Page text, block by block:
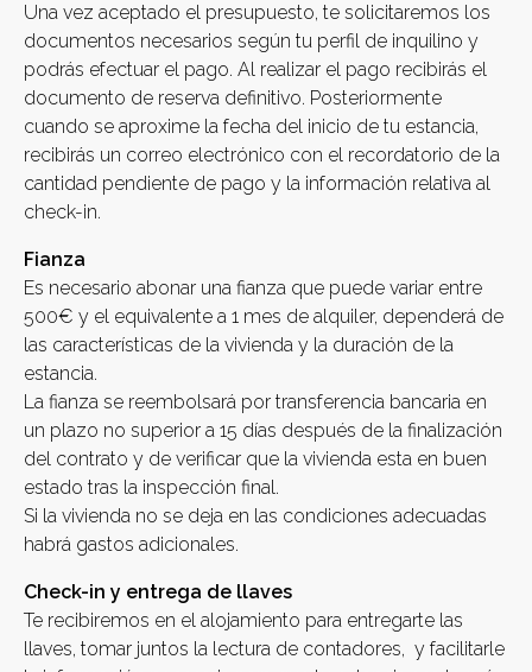
Una vez aceptado el presupuesto, te solicitaremos los
documentos necesarios según tu perfil de inquilino y
podrás efectuar el pago. Al realizar el pago recibirás el
documento de reserva definitivo. Posteriormente
cuando se aproxime la fecha del inicio de tu estancia,
recibirás un correo electrónico con el recordatorio de la
cantidad pendiente de pago y la información relativa al
check-in.
Fianza
Es necesario abonar una fianza que puede variar entre
500€ y el equivalente a 1 mes de alquiler, dependerá de
las características de la vivienda y la duración de la
estancia.
La fianza se reembolsará por transferencia bancaria en
un plazo no superior a 15 días después de la finalización
del contrato y de verificar que la vivienda esta en buen
estado tras la inspección final.
Si la vivienda no se deja en las condiciones adecuadas
habrá gastos adicionales.
Check-in y entrega de llaves
Te recibiremos en el alojamiento para entregarte las
llaves, tomar juntos la lectura de contadores, y facilitarle